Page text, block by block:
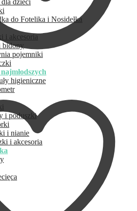
dzieci
do Fotelika i Nosidełka
i akcesoria
pojemniki
higieniczne
i poduszki
i nianie
i akcesoria